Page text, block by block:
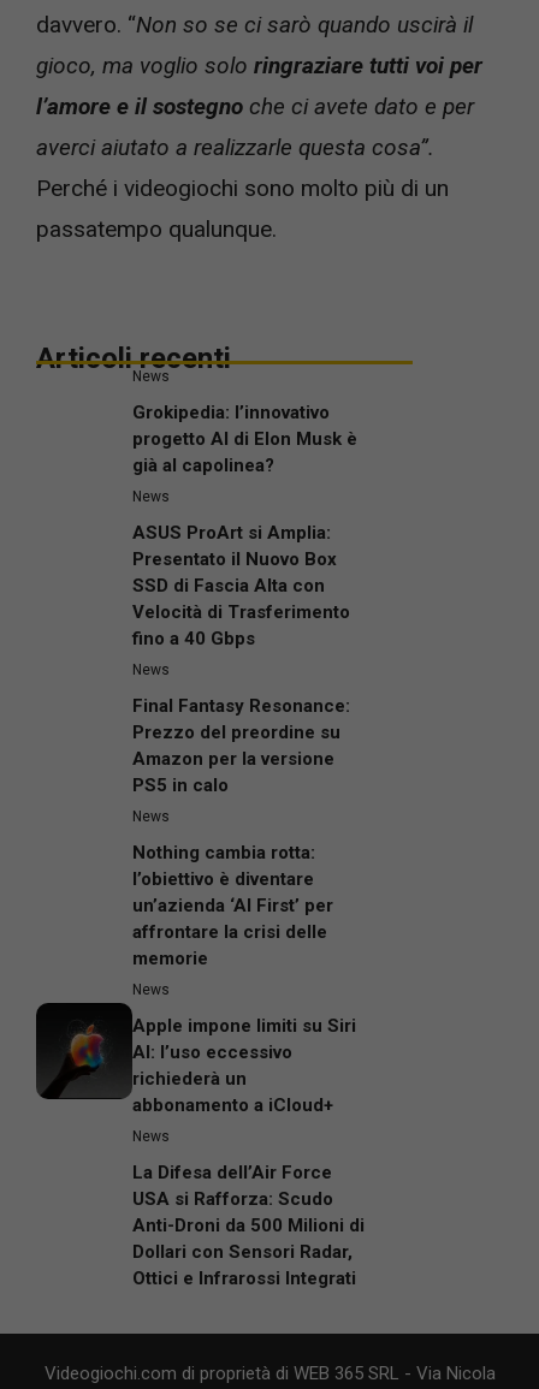
davvero. “Non so se ci sarò quando uscirà il
gioco, ma voglio solo ringraziare tutti voi per
l’amore e il sostegno che ci avete dato e per
averci aiutato a realizzarle questa cosa”.
Perché i videogiochi sono molto più di un
passatempo qualunque.
Articoli recenti
News
Grokipedia: l’innovativo
progetto AI di Elon Musk è
già al capolinea?
News
ASUS ProArt si Amplia:
Presentato il Nuovo Box
SSD di Fascia Alta con
Velocità di Trasferimento
fino a 40 Gbps
News
Final Fantasy Resonance:
Prezzo del preordine su
Amazon per la versione
PS5 in calo
News
Nothing cambia rotta:
l’obiettivo è diventare
un’azienda ‘AI First’ per
affrontare la crisi delle
memorie
News
Apple impone limiti su Siri
AI: l’uso eccessivo
richiederà un
abbonamento a iCloud+
News
La Difesa dell’Air Force
USA si Rafforza: Scudo
Anti-Droni da 500 Milioni di
Dollari con Sensori Radar,
Ottici e Infrarossi Integrati
Videogiochi.com di proprietà di WEB 365 SRL - Via Nicola